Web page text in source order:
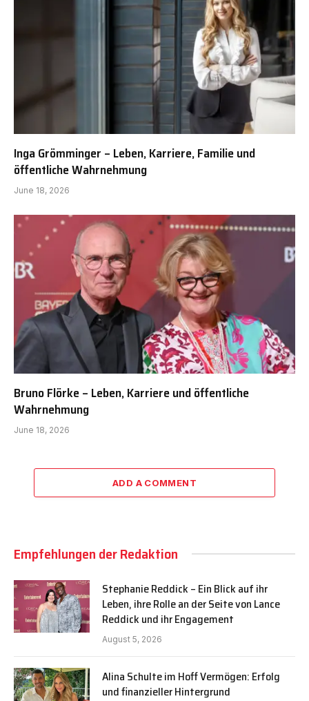
Inga Grömminger – Leben, Karriere, Familie und
öffentliche Wahrnehmung
June 18, 2026
Bruno Flörke – Leben, Karriere und öffentliche
Wahrnehmung
June 18, 2026
ADD A COMMENT
Empfehlungen der Redaktion
Stephanie Reddick – Ein Blick auf ihr
Leben, ihre Rolle an der Seite von Lance
Reddick und ihr Engagement
August 5, 2026
Alina Schulte im Hoff Vermögen: Erfolg
und finanzieller Hintergrund